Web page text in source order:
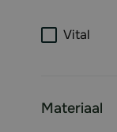
Vital
Materiaal